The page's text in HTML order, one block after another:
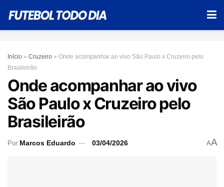
Início » Cruzeiro » Onde acompanhar ao vivo São Paulo x Cruzeiro pelo
Brasileirão
Onde acompanhar ao vivo
São Paulo x Cruzeiro pelo
Brasileirão
Por Marcos Eduardo 03/04/2026 AA